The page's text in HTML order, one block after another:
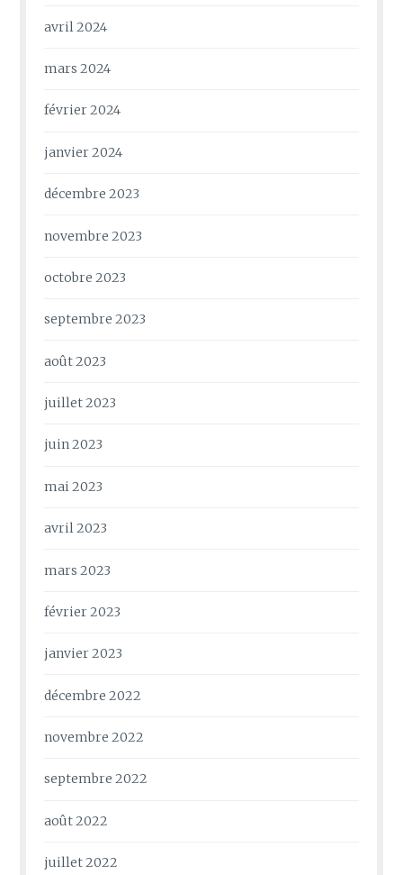
avril 2024
mars 2024
février 2024
janvier 2024
décembre 2023
novembre 2023
octobre 2023
septembre 2023
août 2023
juillet 2023
juin 2023
mai 2023
avril 2023
mars 2023
février 2023
janvier 2023
décembre 2022
novembre 2022
septembre 2022
août 2022
juillet 2022